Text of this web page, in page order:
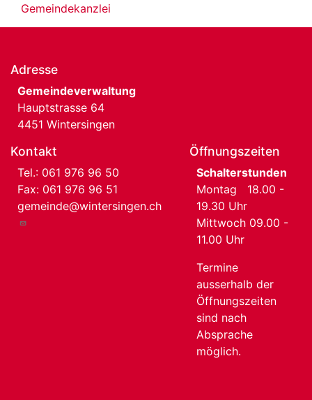
Gemeindekanzlei
Adresse
Gemeindeverwaltung
Hauptstrasse 64
4451 Wintersingen
Kontakt
Tel.: 061 976 96 50
Fax: 061 976 96 51
gemeinde@wintersingen.ch
Öffnungszeiten
Schalterstunden
Montag 18.00 -
19.30 Uhr
Mittwoch 09.00 -
11.00 Uhr
Termine
ausserhalb der
Öffnungszeiten
sind nach
Absprache
möglich.